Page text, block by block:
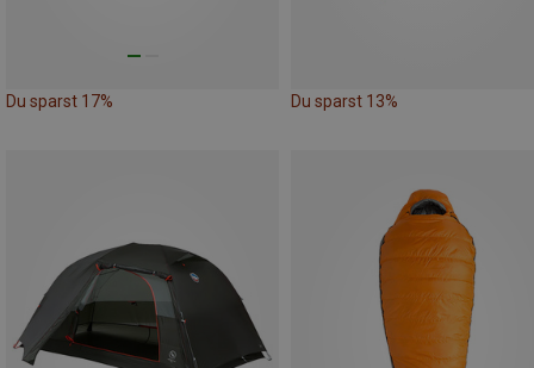
Du sparst 17% Du sparst 13%